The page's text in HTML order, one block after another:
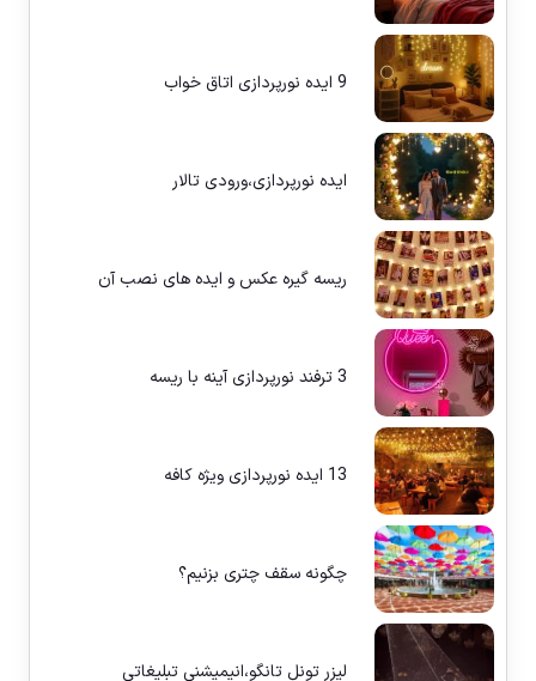
9 ایده نورپردازی اتاق خواب
ایده نورپردازی،ورودی تالار
ریسه گیره عکس و ایده های نصب آن
3 ترفند نورپردازی آینه با ریسه
13 ایده نورپردازی ویژه کافه
چگونه سقف چتری بزنیم؟
لیزر تونل تانگو،انیمیشنی تبلیغاتی